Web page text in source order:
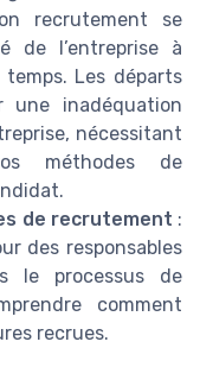
recrutement se
de l’entreprise à
Les départs
une inadéquation
nécessitant
méthodes de
de recrutement :
des responsables
le processus de
comment
recrues.